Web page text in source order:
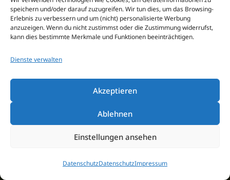
speichern und/oder darauf zuzugreifen. Wir tun dies, um das Browsing-
Erlebnis zu verbessern und um (nicht) personalisierte Werbung
anzuzeigen. Wenn du nicht zustimmst oder die Zustimmung widerrufst,
kann dies bestimmte Merkmale und Funktionen beeinträchtigen.
Dienste verwalten
Akzeptieren
Ablehnen
Einstellungen ansehen
DatenschutzDatenschutzImpressum
Saunapark Siebengebirge
Dollendorfer Str. 106-110
53639 Königswinter
Anfahrt
+49 2244 92170
info@saunapark-siebengebirge.de